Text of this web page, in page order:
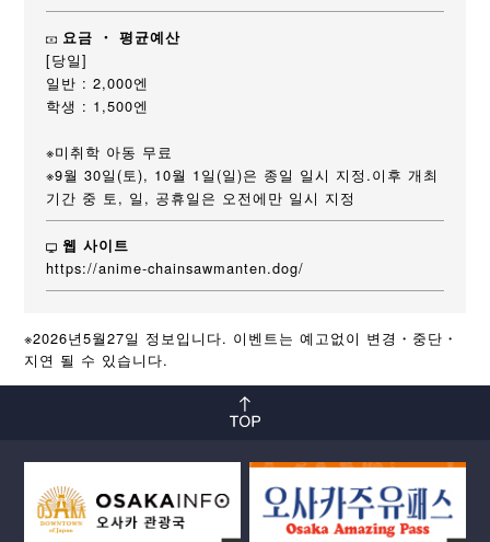
요금 ・ 평균예산
[당일]
일반 : 2,000엔
학생 : 1,500엔
※미취학 아동 무료
※9월 30일(토), 10월 1일(일)은 종일 일시 지정.이후 개최
기간 중 토, 일, 공휴일은 오전에만 일시 지정
웹 사이트
https://anime-chainsawmanten.dog/
※2026년5월27일 정보입니다. 이벤트는 예고없이 변경・중단・
지연 될 수 있습니다.